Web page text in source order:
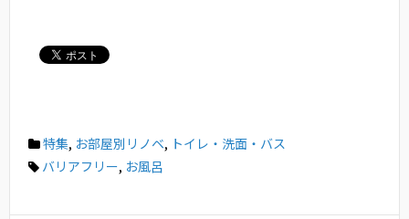
特集, お部屋別リノベ, トイレ・洗面・バス
バリアフリー, お風呂